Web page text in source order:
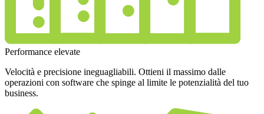
Performance elevate
Velocità e precisione ineguagliabili. Ottieni il massimo dalle
operazioni con software che spinge al limite le potenzialità del tuo
business.